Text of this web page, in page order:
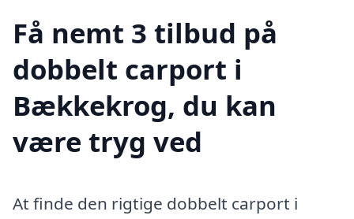
Få nemt 3 tilbud på
dobbelt carport i
Bækkekrog, du kan
være tryg ved
At finde den rigtige dobbelt carport i